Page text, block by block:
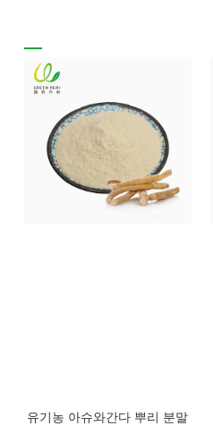
유기농 아슈와간다 뿌리 분말